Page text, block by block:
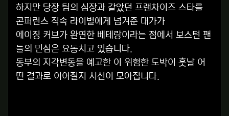
하지만 당장 팀의 심장과 같았던 프랜차이즈 스타를
콘퍼런스 직속 라이벌에게 넘겨준 대가가
에이징 커브가 완연한 베테랑이라는 점에서 보스턴 팬
들의 민심은 요동치고 있습니다.
동부의 지각변동을 예고한 이 위험한 도박이 훗날 어
떤 결과로 이어질지 시선이 모아집니다.